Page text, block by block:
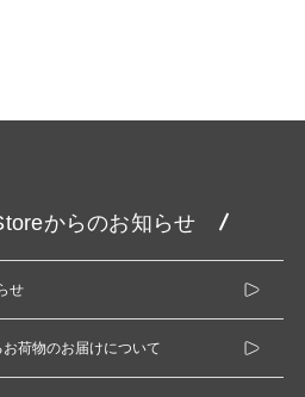
からのお知らせ
せ
荷物のお届けについて